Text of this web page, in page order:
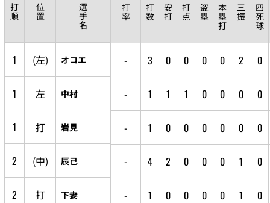
打
順
位
置
選
手
名
打
率
打
数
安
打
打
点
盗
塁
本
塁
打
三
振
四
死
球
1 (左) オコエ - 3 0 0 0 0 2 0
1 左 中村 - 1 1 1 0 0 0 0
1 打 岩見 - 1 0 0 0 0 0 0
2 (中) 辰己 - 4 2 0 0 0 1 0
2 打 下妻 - 1 0 0 0 0 1 0